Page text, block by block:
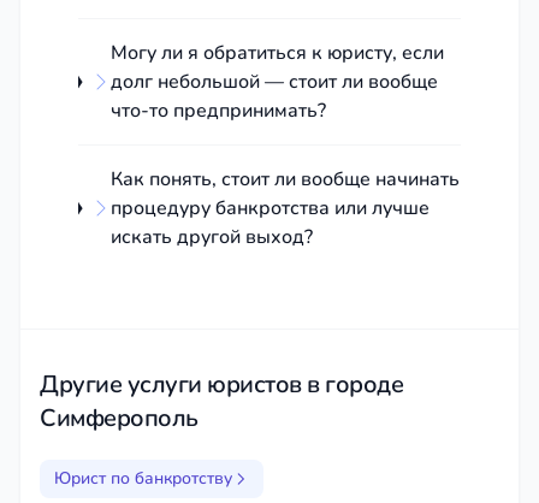
Феодосии, Керчи и по всей Республике Крым.
📞 +7 (978) 883-89-78
⚠ Банкротство влечёт негативные последствия,
в том числе ограничения на получение кредита и
повторное банкротство в течение 5 лет (ФЗ от
Могу ли я обратиться к юристу, если
долг небольшой — стоит ли вообще
что-то предпринимать?
Как понять, стоит ли вообще начинать
процедуру банкротства или лучше
искать другой выход?
Другие услуги юристов в городе
Симферополь
Юрист по банкротству